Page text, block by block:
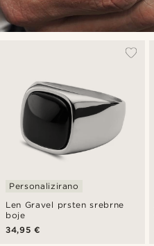
Len Gravel prsten srebrne
boje
Personalizirano
34,95 €